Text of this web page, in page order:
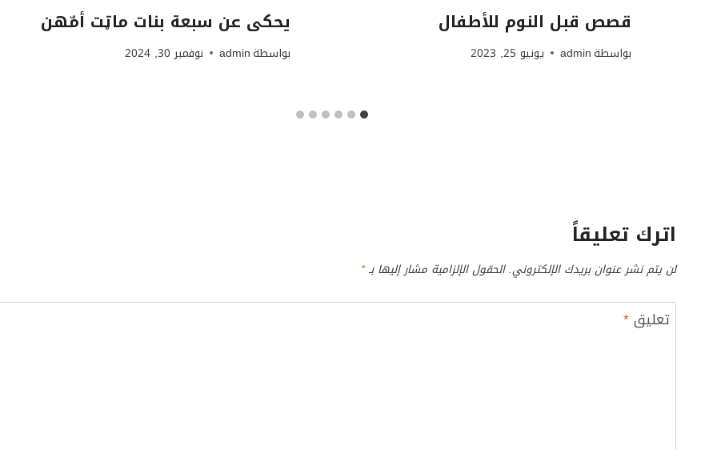
قصص قبل النوم للأطفال
بواسطةadmin يونيو 25, 2023
يحكى عن سبعة بنات ماټت أمّهن
بواسطةadmin نوفمبر 30, 2024
اترك تعليقاً
لن يتم نشر عنوان بريدك الإلكتروني. الحقول الإلزامية مشار إليها بـ*
تعليق*